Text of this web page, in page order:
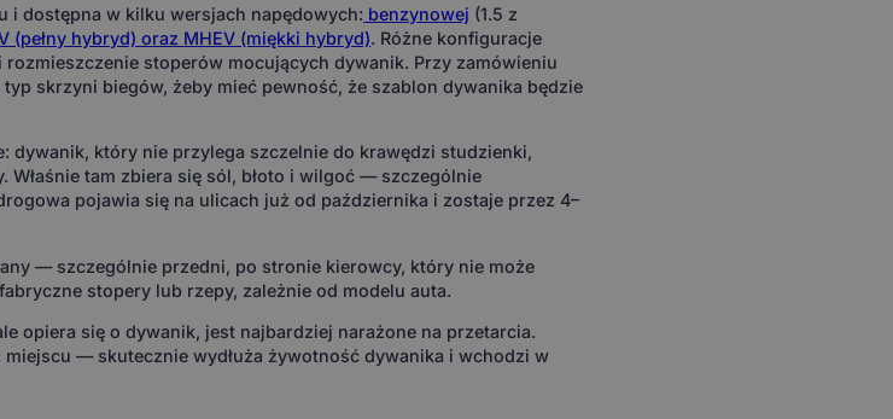
i dostępna w kilku wersjach napędowych: benzynowej (1.5 z
(pełny hybryd) oraz MHEV (miękki hybryd). Różne konfiguracje
rozmieszczenie stoperów mocujących dywanik. Przy zamówieniu
skrzyni biegów, żeby mieć pewność, że szablon dywanika będzie
dywanik, który nie przylega szczelnie do krawędzi studzienki,
Właśnie tam zbiera się sól, błoto i wilgoć — szczególnie
pojawia się na ulicach już od października i zostaje przez 4–
— szczególnie przedni, po stronie kierowcy, który nie może
stopery lub rzepy, zależnie od modelu auta.
opiera się o dywanik, jest najbardziej narażone na przetarcia.
— skutecznie wydłuża żywotność dywanika i wchodzi w